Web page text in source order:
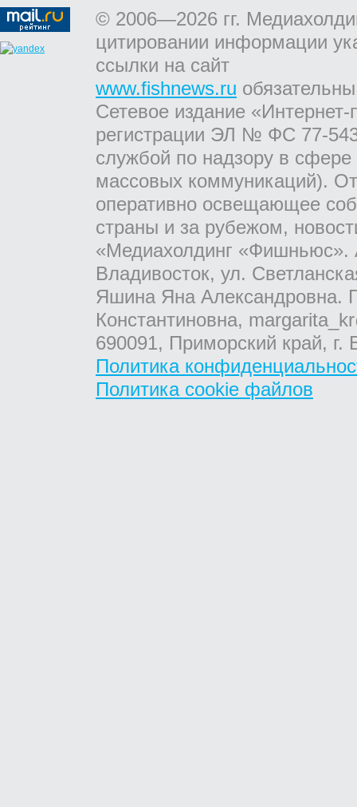
© 2006—2026 гг.
цитировании информации
ссылки на сайт
www.fishnews.ru
Сетевое издание
регистрации ЭЛ № ФС 77-
службой по надзору в
массовых коммуникаций).
оперативно освещающее
страны и за рубежом,
«Медиахолдинг «Фишньюс».
Владивосток, ул.
Яшина Яна Александровна.
Константиновна,
690091, Приморский край,
Политика
Политика cookie файлов